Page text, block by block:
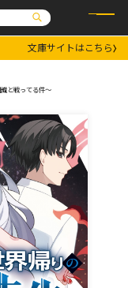
STORE
ップ広報室
わせはこちら
文庫サイトはこちら
と戦ってる件～